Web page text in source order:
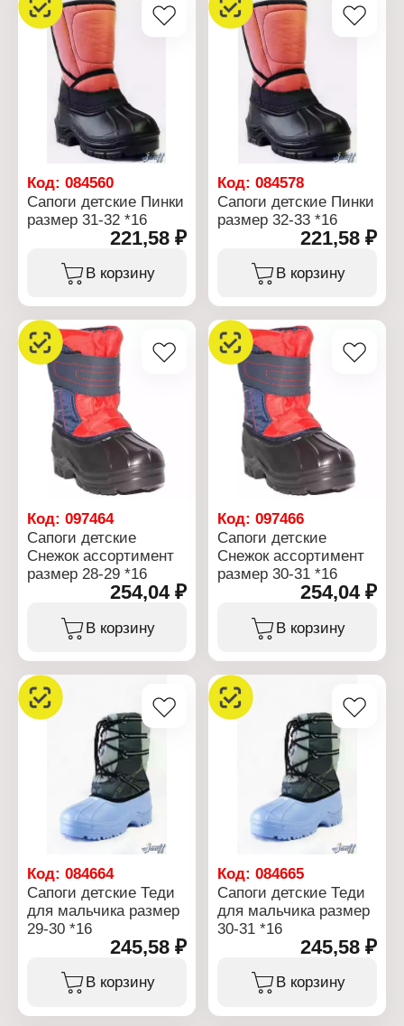
Код: 084560
Сапоги детские Пинки
размер 31-32 *16
221,58 ₽
В корзину
Код:084578
Сапоги детские Пинки
размер 32-33 *16
221,58 ₽
В корзину
Код: 097464
Сапоги детские
Снежок ассортимент
размер 28-29 *16
254,04 ₽
В корзину
Код:097466
Сапоги детские
Снежок ассортимент
размер 30-31 *16
254,04 ₽
В корзину
Код: 084664
Сапоги детские Теди
для мальчика размер
29-30 *16
245,58 ₽
В корзину
Код:084665
Сапоги детские Теди
для мальчика размер
30-31 *16
245,58 ₽
В корзину